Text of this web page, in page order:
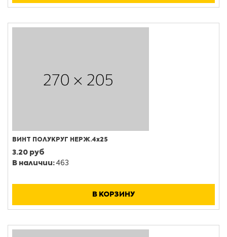
ВИНТ ПОЛУКРУГ НЕРЖ.4х25
3.20 руб
В наличии:463
В КОРЗИНУ